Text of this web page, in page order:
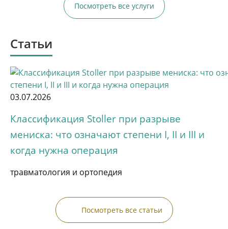
ПРИСОЕДИНЯЙТЕСЬ
Всё о здоровье в одном месте
Новости из жизни клиники
Полезные советы врачей
Посмотреть все услуги
Статьи
03.07.2026
Классификация Stoller при разрыве
мениска: что означают степени I, II и III и
когда нужна операция
травматология и ортопедия
Посмотреть все статьи